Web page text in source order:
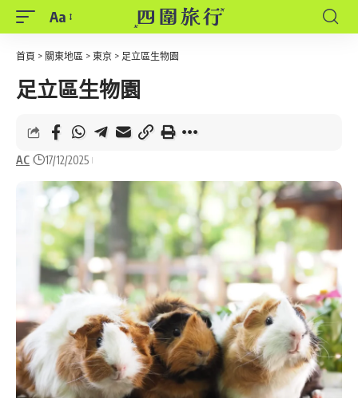
Font
Resizer
Aa
首頁 > 關東地區 > 東京 > 足立區生物園
足立區生物園
AC 17/12/2025